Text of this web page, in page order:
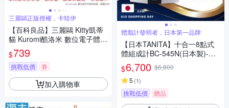
三麗鷗正版授權，卡哇伊
【百科良品】三麗鷗 Kitty凱蒂
貓 Kuromi酷洛米 數位電子體重
計 體重機 電子秤(正版授權)
$739
挑戰低價 券
加入購物車
體脂計發明者，日本第一品牌
【日本TANITA】十合一8點式
體組成計BC-545N(日本製)-台
灣公司貨
$6,700 $6,800
5 (1)
挑戰低價 贈品